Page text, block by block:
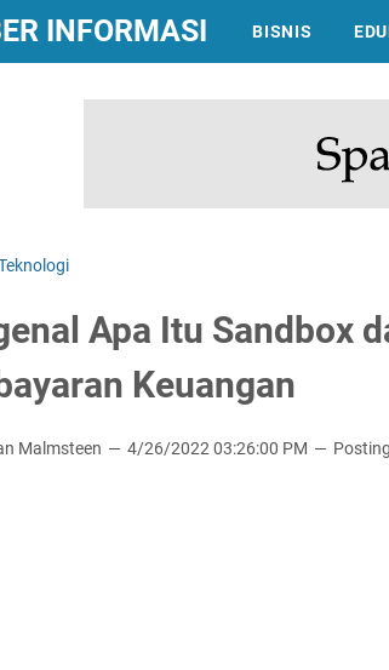
INFORMASI BISNIS
Apa Itu Sandbox
Keuangan
Malmsteen 4/26/2022 03:26:00 PM